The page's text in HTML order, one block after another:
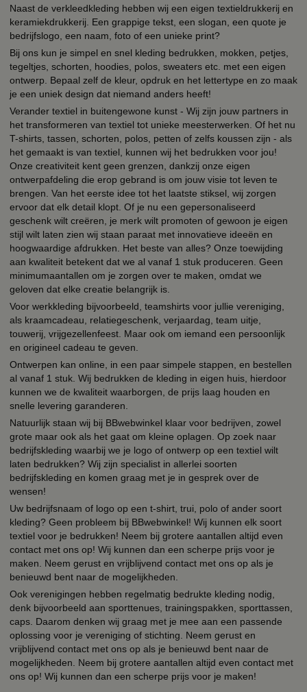
Naast de verkleedkleding hebben wij een eigen textieldrukkerij en
keramiekdrukkerij. Een grappige tekst, een slogan, een quote je
bedrijfslogo, een naam, foto of een unieke print?
Bij ons kun je simpel en snel kleding bedrukken, mokken, petjes,
tegeltjes, schorten, hoodies, polos, sweaters etc. met een eigen
ontwerp. Bepaal zelf de kleur, opdruk en het lettertype en zo maak
je een uniek design dat niemand anders heeft!
Verander textiel in buitengewone kunst - Wij zijn jouw partners in
het transformeren van textiel tot unieke meesterwerken. Of het nu
T-shirts, tassen, schorten, polos, petten of zelfs koussen zijn - als
het gemaakt is van textiel, kunnen wij het bedrukken voor jou!
Onze creativiteit kent geen grenzen, dankzij onze eigen
ontwerpafdeling die erop gebrand is om jouw visie tot leven te
brengen. Van het eerste idee tot het laatste stiksel, wij zorgen
ervoor dat elk detail klopt. Of je nu een gepersonaliseerd
geschenk wilt creëren, je merk wilt promoten of gewoon je eigen
stijl wilt laten zien wij staan paraat met innovatieve ideeën en
hoogwaardige afdrukken. Het beste van alles? Onze toewijding
aan kwaliteit betekent dat we al vanaf 1 stuk produceren. Geen
minimumaantallen om je zorgen over te maken, omdat we
geloven dat elke creatie belangrijk is.
Voor werkkleding bijvoorbeeld, teamshirts voor jullie vereniging,
als kraamcadeau, relatiegeschenk, verjaardag, team uitje,
touwerij, vrijgezellenfeest. Maar ook om iemand een persoonlijk
en origineel cadeau te geven.
Ontwerpen kan online, in een paar simpele stappen, en bestellen
al vanaf 1 stuk. Wij bedrukken de kleding in eigen huis, hierdoor
kunnen we de kwaliteit waarborgen, de prijs laag houden en
snelle levering garanderen.
Natuurlijk staan wij bij BBwebwinkel klaar voor bedrijven, zowel
grote maar ook als het gaat om kleine oplagen. Op zoek naar
bedrijfskleding waarbij we je logo of ontwerp op een textiel wilt
laten bedrukken? Wij zijn specialist in allerlei soorten
bedrijfskleding en komen graag met je in gesprek over de
wensen!
Uw bedrijfsnaam of logo op een t-shirt, trui, polo of ander soort
kleding? Geen probleem bij BBwebwinkel! Wij kunnen elk soort
textiel voor je bedrukken! Neem bij grotere aantallen altijd even
contact met ons op! Wij kunnen dan een scherpe prijs voor je
maken. Neem gerust en vrijblijvend contact met ons op als je
benieuwd bent naar de mogelijkheden.
Ook verenigingen hebben regelmatig bedrukte kleding nodig,
denk bijvoorbeeld aan sporttenues, trainingspakken, sporttassen,
caps. Daarom denken wij graag met je mee aan een passende
oplossing voor je vereniging of stichting. Neem gerust en
vrijblijvend contact met ons op als je benieuwd bent naar de
mogelijkheden. Neem bij grotere aantallen altijd even contact met
ons op! Wij kunnen dan een scherpe prijs voor je maken!